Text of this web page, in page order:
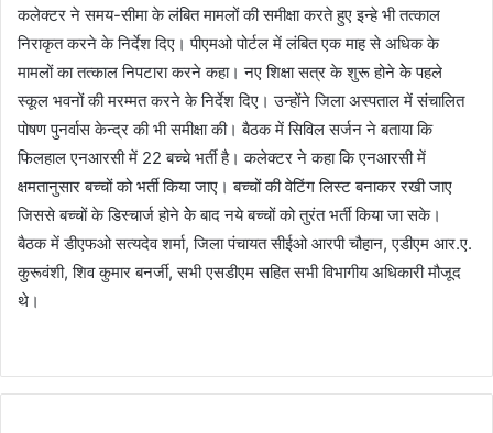
कलेक्टर ने समय-सीमा के लंबित मामलों की समीक्षा करते हुए इन्हे भी तत्काल
निराकृत करने के निर्देश दिए। पीएमओ पोर्टल में लंबित एक माह से अधिक के
मामलों का तत्काल निपटारा करने कहा। नए शिक्षा सत्र के शुरू होने केे पहले
स्कूल भवनों की मरम्मत करने के निर्देश दिए। उन्होंने जिला अस्पताल में संचालित
पोषण पुनर्वास केन्द्र की भी समीक्षा की। बैठक में सिविल सर्जन ने बताया कि
फिलहाल एनआरसी में 22 बच्चे भर्ती है। कलेक्टर ने कहा कि एनआरसी में
क्षमतानुसार बच्चों को भर्ती किया जाए। बच्चों की वेटिंग लिस्ट बनाकर रखी जाए
जिससे बच्चों के डिस्चार्ज होने केे बाद नये बच्चों को तुरंत भर्ती किया जा सके।
बैठक में डीएफओ सत्यदेव शर्मा, जिला पंचायत सीईओ आरपी चौहान, एडीएम आर.ए.
कुरूवंशी, शिव कुमार बनर्जी, सभी एसडीएम सहित सभी विभागीय अधिकारी मौजूद
थे।
Reading